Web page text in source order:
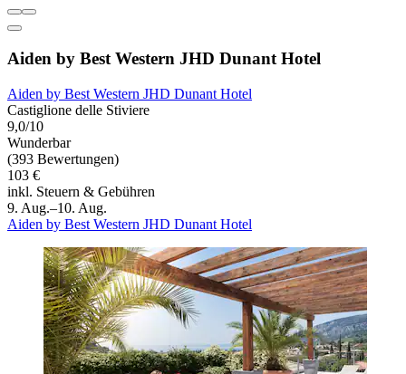
Aiden by Best Western JHD Dunant Hotel
Aiden by Best Western JHD Dunant Hotel
Castiglione delle Stiviere
9,0/10
Wunderbar
(393 Bewertungen)
103 €
inkl. Steuern & Gebühren
9. Aug.–10. Aug.
Aiden by Best Western JHD Dunant Hotel